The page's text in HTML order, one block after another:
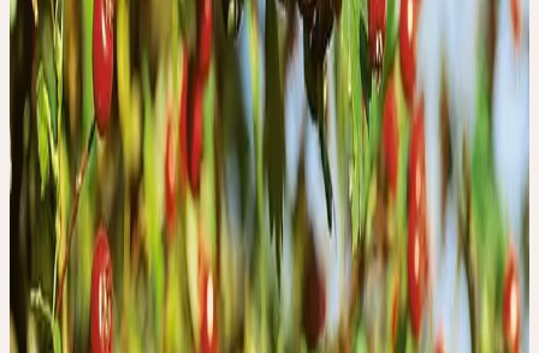
Taraxacum officinale
Wandlung, Anpassungsfähigkeit, Fluss der Lebensenergie,
Wärme, Lebenskraft
Sommer
MARIENDISTEL
Silybum marianum
Abgrenzung, Schutz, Individualität
Sommer